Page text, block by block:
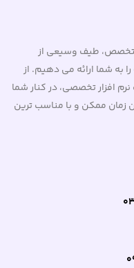
مجرب و متخصص، طیف وسیعی از
به شما ارائه می دهیم. از
افزار تخصصی، در کنار شما
زمان ممکن و با مناسب ترین